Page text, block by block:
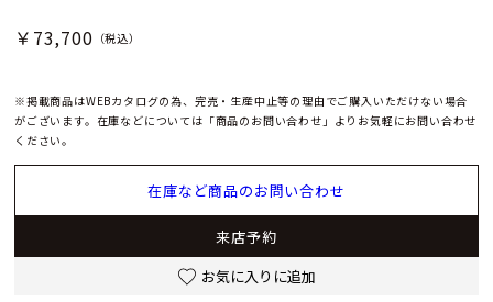
￥73,700 （税込）
※掲載商品はWEBカタログの為、完売・生産中止等の理由でご購入いただけない場合
がございます。在庫などについては「商品のお問い合わせ」よりお気軽にお問い合わせ
ください。
在庫など商品のお問い合わせ
来店予約
お気に入りに追加